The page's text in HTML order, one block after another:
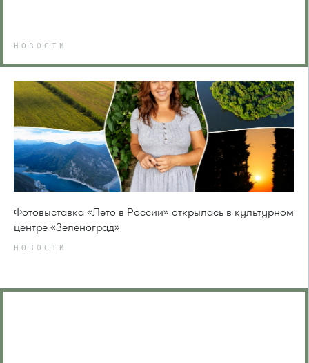
НОВОСТИ
Фотовыставка «Лето в России» открылась в культурном
центре «Зеленоград»
НОВОСТИ